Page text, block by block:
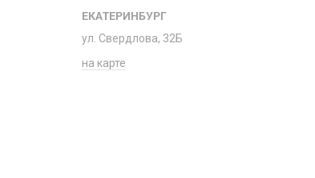
ЕКАТЕРИНБУРГ
ул. Свердлова, 32Б
на карте